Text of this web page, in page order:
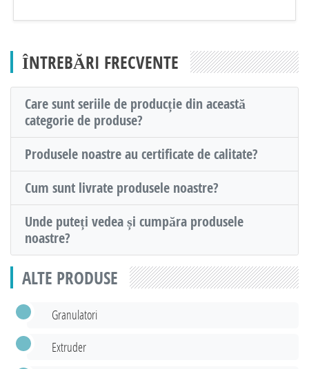
ÎNTREBĂRI FRECVENTE
Care sunt seriile de producție din această
categorie de produse?
Produsele noastre au certificate de calitate?
Cum sunt livrate produsele noastre?
Unde puteți vedea și cumpăra produsele
noastre?
ALTE PRODUSE
Granulatori
Extruder